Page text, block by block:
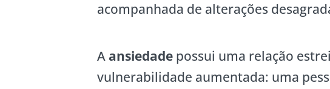
acompanhada de alterações
A ansiedade possui uma relação
vulnerabilidade aumentada: uma